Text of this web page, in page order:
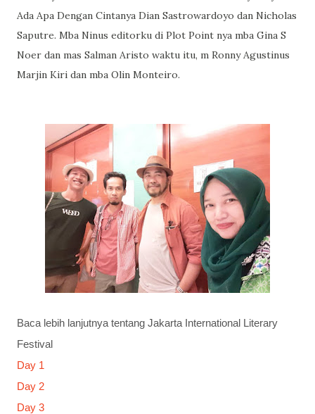
Ada Apa Dengan Cintanya Dian Sastrowardoyo dan Nicholas
Saputre. Mba Ninus editorku di Plot Point nya mba Gina S
Noer dan mas Salman Aristo waktu itu, m Ronny Agustinus
Marjin Kiri dan mba Olin Monteiro.
Baca lebih lanjutnya tentang Jakarta International Literary
Festival
Day 1
Day 2
Day 3